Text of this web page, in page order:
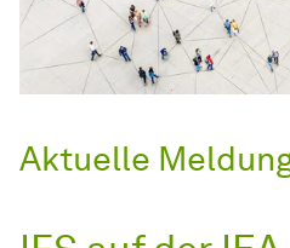
Aktuelle